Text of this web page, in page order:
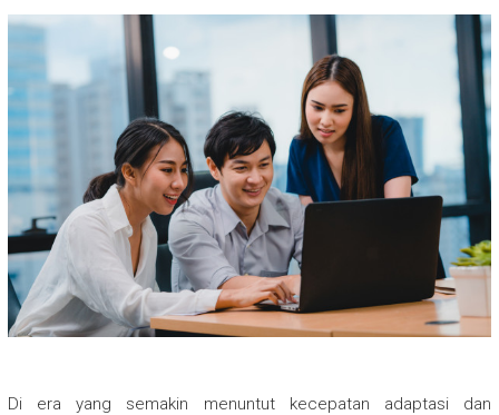
Di era yang semakin menuntut kecepatan adaptasi dan